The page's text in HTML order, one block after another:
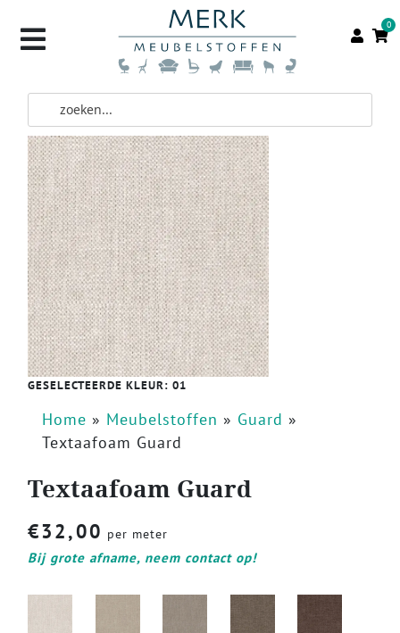
0
GESELECTEERDE KLEUR: 01
Home » Meubelstoffen » Guard »
Textaafoam Guard
Textaafoam Guard
€32,00 per meter
Bij grote afname, neem contact op!